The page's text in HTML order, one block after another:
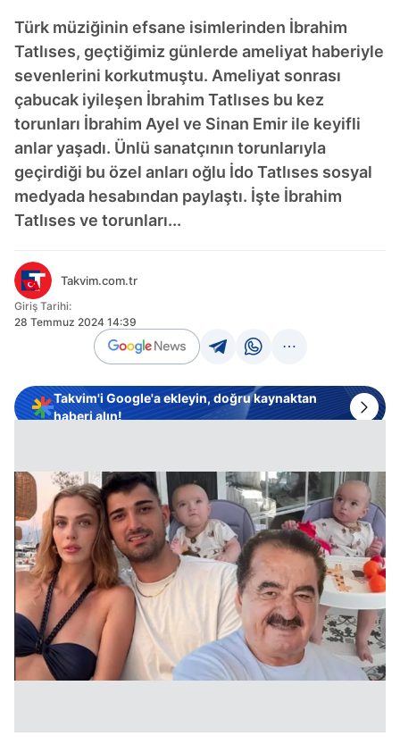
Türk müziğinin efsane isimlerinden İbrahim
Tatlıses, geçtiğimiz günlerde ameliyat haberiyle
sevenlerini korkutmuştu. Ameliyat sonrası
çabucak iyileşen İbrahim Tatlıses bu kez
torunları İbrahim Ayel ve Sinan Emir ile keyifli
anlar yaşadı. Ünlü sanatçının torunlarıyla
geçirdiği bu özel anları oğlu İdo Tatlıses sosyal
medyada hesabından paylaştı. İşte İbrahim
Tatlıses ve torunları...
Takvim.com.tr
Giriş Tarihi:
28 Temmuz 2024 14:39
Takvim'i Google'a ekleyin, doğru kaynaktan
haberi alın!